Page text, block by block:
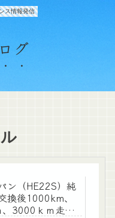
ス情報発信
グ
ン（HE22S）純
換後1000km、
3000ｋｍ走行